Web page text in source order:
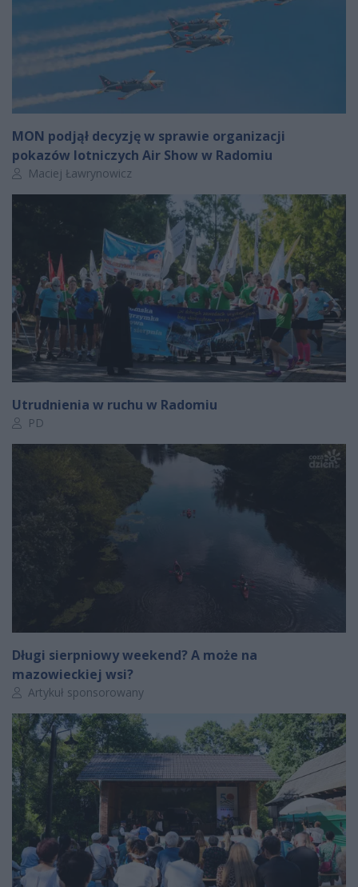
MON podjął decyzję w sprawie organizacji
pokazów lotniczych Air Show w Radomiu
Autor artykułu:
Maciej Ławrynowicz
Utrudnienia w ruchu w Radomiu
Autor artykułu:
PD
Długi sierpniowy weekend? A może na
mazowieckiej wsi?
Autor artykułu:
Artykuł sponsorowany